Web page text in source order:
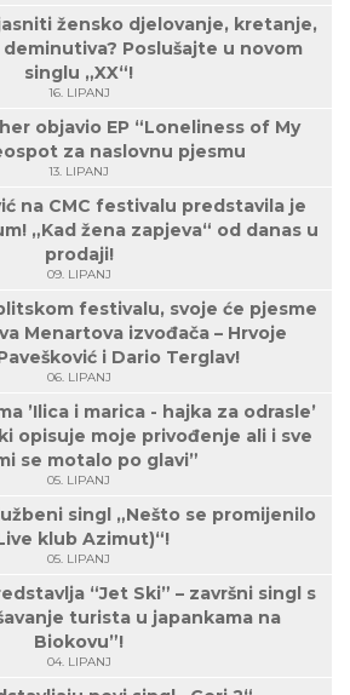
žensko djelovanje, kretanje,
Poslušajte u novom
singlu „XX“!
16. LIPANJ
objavio EP “Loneliness of My
za naslovnu pjesmu
13. LIPANJ
na CMC festivalu predstavila je
„Kad žena zapjeva“ od danas u
prodaji!
09. LIPANJ
festivalu, svoje će pjesme
Menartova izvođača – Hrvoje
i Dario Terglav!
06. LIPANJ
’Ilica i marica - hajka za odrasle’
opisuje moje privođenje ali i sve
se motalo po glavi”
05. LIPANJ
singl „Nešto se promijenilo
klub Azimut)“!
05. LIPANJ
“Jet Ski” – završni singl s
turista u japankama na
Biokovu”!
04. LIPANJ